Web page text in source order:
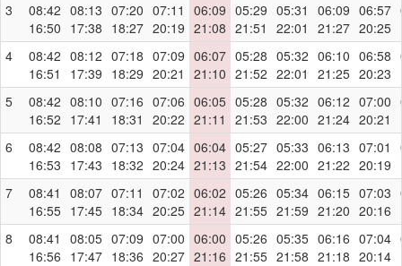
3
08:42
16:50
08:13
17:38
07:20
18:27
07:11
20:19
06:09
21:08
05:29
21:51
05:31
22:01
06:09
21:27
06:57
20:25
4
08:42
16:51
08:12
17:39
07:18
18:29
07:09
20:21
06:07
21:10
05:28
21:52
05:32
22:01
06:10
21:25
06:58
20:23
5
08:42
16:52
08:10
17:41
07:16
18:31
07:06
20:22
06:05
21:11
05:28
21:53
05:32
22:00
06:12
21:24
07:00
20:21
6
08:42
16:53
08:08
17:43
07:13
18:32
07:04
20:24
06:04
21:13
05:27
21:54
05:33
22:00
06:13
21:22
07:01
20:19
7
08:41
16:55
08:07
17:45
07:11
18:34
07:02
20:25
06:02
21:14
05:26
21:55
05:34
21:59
06:15
21:20
07:03
20:16
8
08:41
16:56
08:05
17:47
07:09
18:36
07:00
20:27
06:00
21:16
05:26
21:55
05:35
21:58
06:16
21:18
07:04
20:14